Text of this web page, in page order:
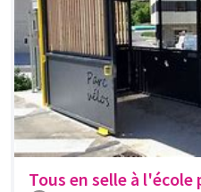
Tous en selle à